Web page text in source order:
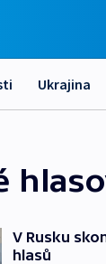
Ukrajina
V Rusku
hlasů